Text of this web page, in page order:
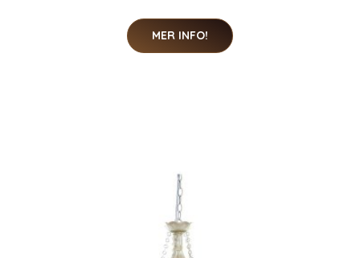
MER INFO!